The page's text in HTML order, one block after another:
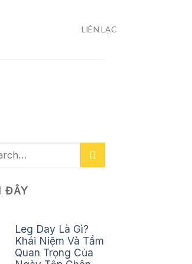
LIÊN LẠC
ĐÂY
Leg Day Là Gì?
Khái Niệm Và Tầm
Quan Trọng Của